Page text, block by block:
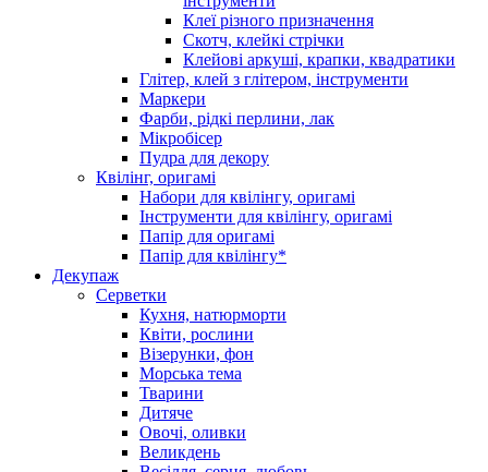
Клеї різного призначення
Скотч, клейкі стрічки
Клейові аркуші, крапки, квадратики
Глітер, клей з глітером, інструменти
Маркери
Фарби, рідкі перлини, лак
Мікробісер
Пудра для декору
Квілінг, оригамі
Набори для квілінгу, оригамі
Інструменти для квілінгу, оригамі
Папір для оригамі
Папір для квілінгу*
Декупаж
Серветки
Кухня, натюрморти
Квіти, рослини
Візерунки, фон
Морська тема
Тварини
Дитяче
Овочі, оливки
Великдень